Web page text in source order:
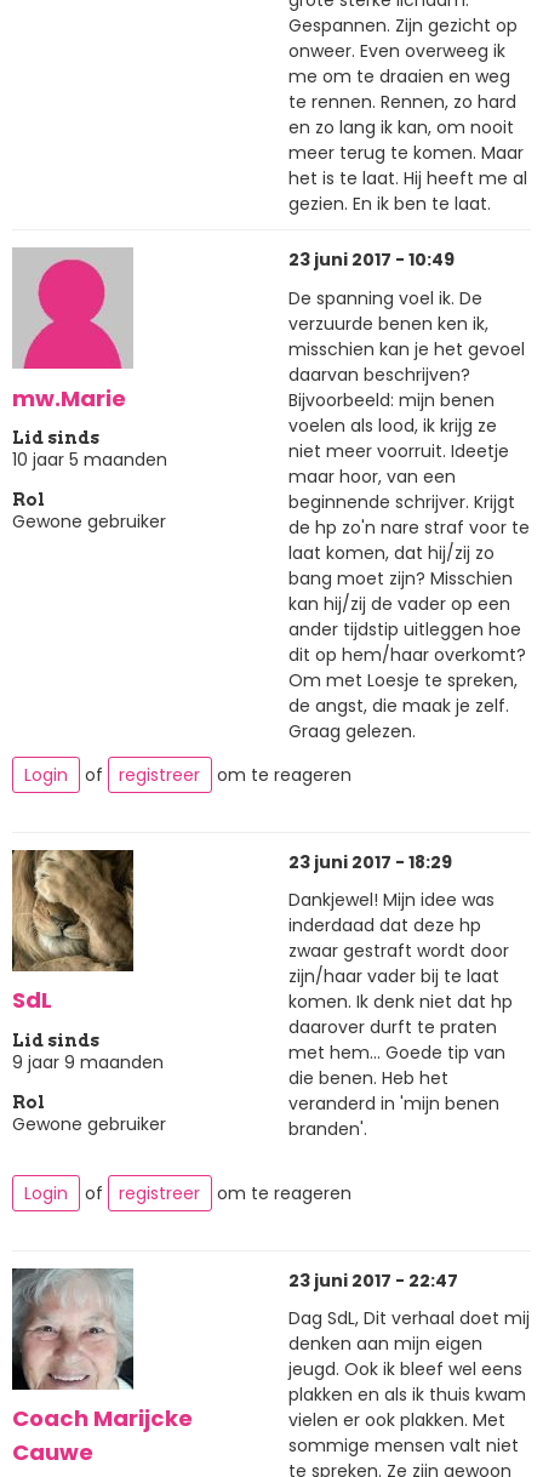
Gespannen. Zijn gezicht op
onweer. Even overweeg ik
me om te draaien en weg
te rennen. Rennen, zo hard
en zo lang ik kan, om nooit
meer terug te komen. Maar
het is te laat. Hij heeft me al
gezien. En ik ben te laat.
mw.Marie
Lid sinds
10 jaar 5 maanden
Rol
Gewone gebruiker
23 juni 2017 - 10:49
De spanning voel ik. De
verzuurde benen ken ik,
misschien kan je het gevoel
daarvan beschrijven?
Bijvoorbeeld: mijn benen
voelen als lood, ik krijg ze
niet meer voorruit. Ideetje
maar hoor, van een
beginnende schrijver. Krijgt
de hp zo'n nare straf voor te
laat komen, dat hij/zij zo
bang moet zijn? Misschien
kan hij/zij de vader op een
ander tijdstip uitleggen hoe
dit op hem/haar overkomt?
Om met Loesje te spreken,
de angst, die maak je zelf.
Graag gelezen.
Login
of registreer om te reageren
SdL
Lid sinds
9 jaar 9 maanden
Rol
Gewone gebruiker
23 juni 2017 - 18:29
Dankjewel! Mijn idee was
inderdaad dat deze hp
zwaar gestraft wordt door
zijn/haar vader bij te laat
komen. Ik denk niet dat hp
daarover durft te praten
met hem... Goede tip van
die benen. Heb het
veranderd in 'mijn benen
branden'.
Login of registreer om te reageren
Coach Marijcke
Cauwe
23 juni 2017 - 22:47
Dag SdL, Dit verhaal doet mij
denken aan mijn eigen
jeugd. Ook ik bleef wel eens
plakken en als ik thuis kwam
vielen er ook plakken. Met
sommige mensen valt niet
te spreken. Ze zijn gewoon